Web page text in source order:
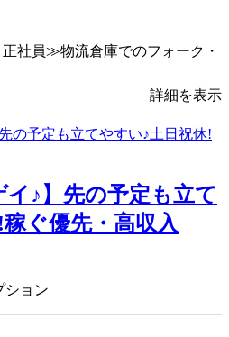
社員≫物流倉庫でのフォーク・
詳細を表示
イ♪】先の予定も立て
ぐ優先・高収入
ション